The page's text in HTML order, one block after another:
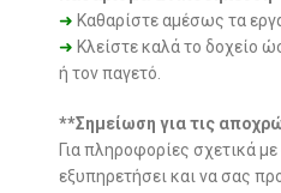
➜ Καθαρίστε αμέσως τα
➜ Κλείστε καλά το δοχείο
ή τον παγετό.
**Σημείωση για τις
Για πληροφορίες σχετικά
εξυπηρετήσει και να σας